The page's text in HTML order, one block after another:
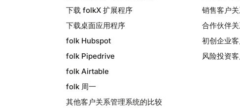
下载 folkX 扩展程序
下载桌面应用程序
folk Hubspot
folk Pipedrive
folk Airtable
folk 周一
其他客户关系管理系统的比较
销售客户
合作伙伴
初创企业
风险投资